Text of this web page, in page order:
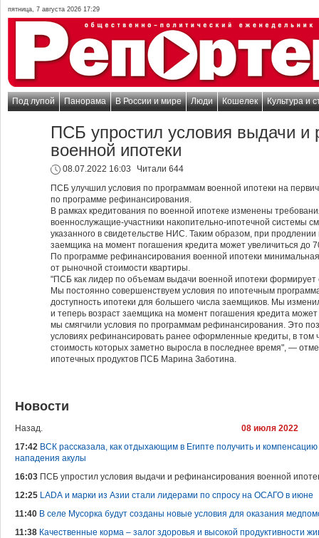
пятница, 7 августа 2026 17:29
Под лупой Панорама В России и мире Люди Кошелек Культура и
ПСБ упростил условия выдачи и
военной ипотеки
08.07.2022 16:03
Читали 644
ПСБ улучшил условия по программам военной ипотеки на
по программе рефинансирования.
В рамках кредитования по военной ипотеке изменены
военнослужащие-участники накопительно-ипотечной системы
указанного в свидетельстве НИС. Таким образом, при
заемщика на момент погашения кредита может увеличиться до
По программе рефинансирования военной ипотеки
от рыночной стоимости квартиры.
"ПСБ как лидер по объемам выдачи военной ипотеки формирует
Мы постоянно совершенствуем условия по ипотечным
доступность ипотеки для большего числа заемщиков. Мы
и теперь возраст заемщика на момент погашения кредита может
мы смягчили условия по программам рефинансирования. Это
условиях рефинансировать ранее оформленные кредиты, в том
стоимость которых заметно выросла в последнее время", —
ипотечных продуктов ПСБ Марина Заботина.
Новости
Назад.
08 июля 2022
17:42 ВСК рассказала, как отдыхающим в Египте получить и
нападения акулы
16:03 ПСБ упростил условия выдачи и рефинансирования военной
12:25 LADA и марки из Азии стали лидерами по спросу на ОСАГО в июне
11:40 В селе Мусорка будут созданы новые условия для оказания
11:38 Качественные корма – залог здоровья и высокой продуктивности